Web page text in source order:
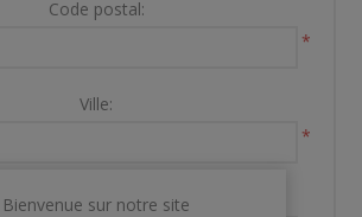
Code postal:
*
Ville:
*
Pays:
Bienvenue sur notre site